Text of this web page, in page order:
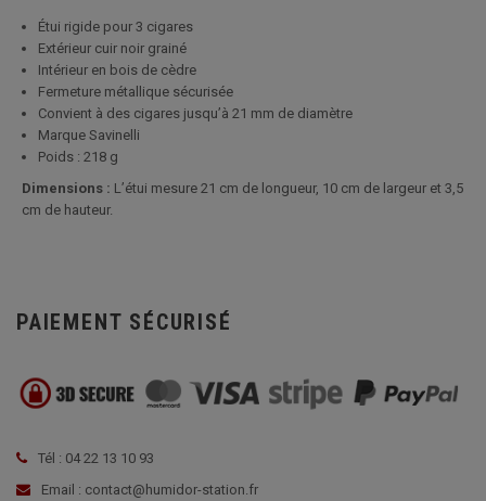
Étui rigide pour 3 cigares
Extérieur cuir noir grainé
Intérieur en bois de cèdre
Fermeture métallique sécurisée
Convient à des cigares jusqu’à 21 mm de diamètre
Marque Savinelli
Poids : 218 g
Dimensions : L’étui mesure 21 cm de longueur, 10 cm de largeur et 3,5
cm de hauteur.
PAIEMENT SÉCURISÉ
Tél : 04 22 13 10 93
Email : contact@humidor-station.fr